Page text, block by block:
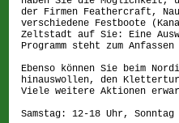
der Firmen Feathercraft,
verschiedene Festboote
Zeltstadt auf Sie: Eine
Programm steht zum
Ebenso können Sie beim
hinauswollen, den
Viele weitere Aktionen
Samstag: 12-18 Uhr,